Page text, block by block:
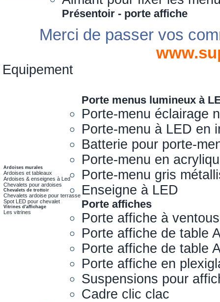
Présentoir - porte affiche
Merci de passer vos
Equipement
Ardoises murales
Ardoises et tableaux
Ardoises & enseignes à Led
Chevalets pour ardoises
Chevalets de trottoir
Chevalets ardoise pour terrasse
Spot LED pour chevalet
Vitrines d'affichage
Les vitrines
Porte menus lumineux à
Porte-menu éclairage
Porte-menu à LED en
Batterie pour porte-
Porte-menu en
Porte-menu gris
Enseigne à LED
Porte affiches
Porte affiche à
Porte affiche de table
Porte affiche de table
Porte affiche en
Suspensions pour
Cadre clic clac